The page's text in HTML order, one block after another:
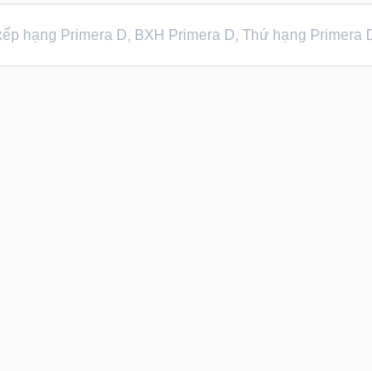
hạng Primera D, BXH Primera D, Thứ hạng Primera